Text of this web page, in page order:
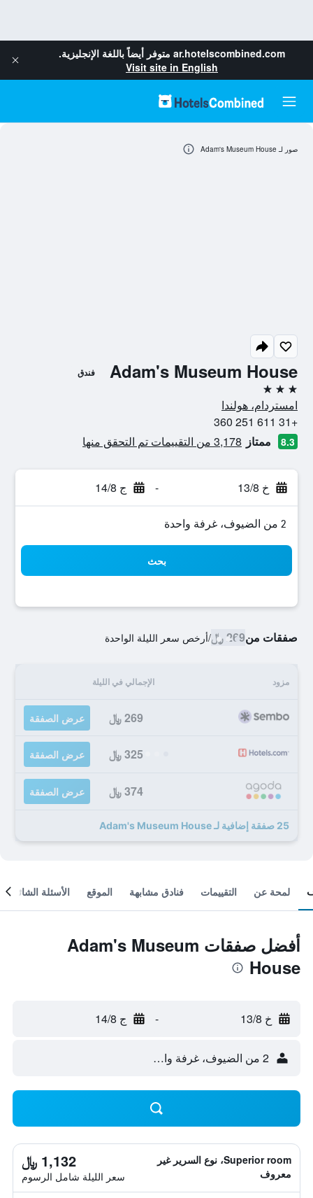
ar.hotelscombined.com متوفر أيضاً باللغة الإنجليزية.
Visit site in English
Adam's Museum House فندق
3 نجوم
امستردام، هولندا
+31 611 251 360
8.3 ممتاز 3,178 من التقييمات تم التحقق منها
خ 13/8 - ج 14/8
2 من الضيوف، غرفة واحدة
بحث
صفقات من269 ﷼ /أرخص سعر الليلة الواحدة
مزود الإجمالي في الليلة
269 ﷼ عرض الصفقة
325 ﷼ عرض الصفقة
374 ﷼ عرض الصفقة
25 صفقة إضافية لـ Adam's Museum House
صور لـ Adam's Museum House
لمحة عن التقييمات فنادق مشابهة الموقع الأسئلة الشائعة
أفضل صفقات Adam's Museum
House
خ 13/8 - ج 14/8
2 من الضيوف، غرفة واحدة
Superior room، نوع السرير غير
معروف
1,132 ﷼
سعر الليلة شامل الرسوم